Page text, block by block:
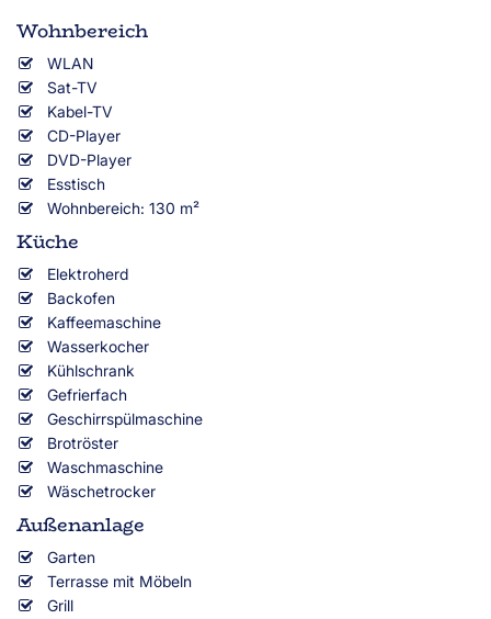
Wohnbereich
WLAN
Sat-TV
Kabel-TV
CD-Player
DVD-Player
Esstisch
Wohnbereich: 130 m²
Küche
Elektroherd
Backofen
Kaffeemaschine
Wasserkocher
Kühlschrank
Gefrierfach
Geschirrspülmaschine
Brotröster
Waschmaschine
Wäschetrocker
Außenanlage
Garten
Terrasse mit Möbeln
Grill